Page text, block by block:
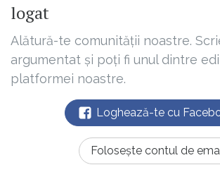
logat
Alătură-te comunității noastre.
argumentat și poți fi unul dintre
platformei noastre.
Loghează-te cu
Folosește contul de